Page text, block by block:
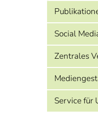
Social
Zentrales
Service für